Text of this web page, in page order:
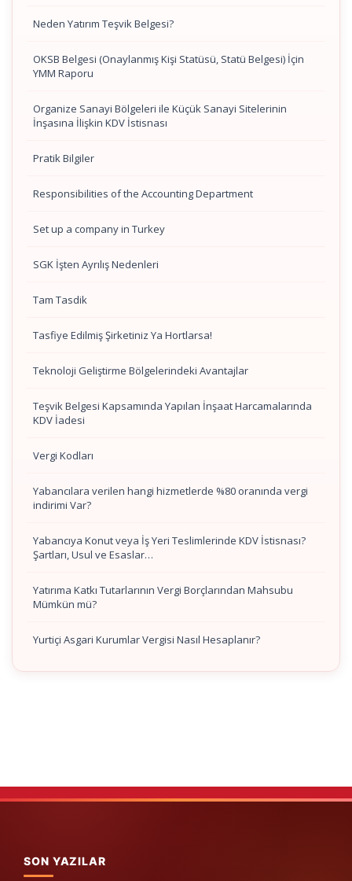
Neden Yatırım Teşvik Belgesi?
OKSB Belgesi (Onaylanmış Kişi Statüsü, Statü Belgesi) İçin
YMM Raporu
Organize Sanayi Bölgeleri ile Küçük Sanayi Sitelerinin
İnşasına İlişkin KDV İstisnası
Pratik Bilgiler
Responsibilities of the Accounting Department
Set up a company in Turkey
SGK İşten Ayrılış Nedenleri
Tam Tasdik
Tasfiye Edilmiş Şirketiniz Ya Hortlarsa!
Teknoloji Geliştirme Bölgelerindeki Avantajlar
Teşvik Belgesi Kapsamında Yapılan İnşaat Harcamalarında
KDV İadesi
Vergi Kodları
Yabancılara verilen hangi hizmetlerde %80 oranında vergi
indirimi Var?
Yabancıya Konut veya İş Yeri Teslimlerinde KDV İstisnası?
Şartları, Usul ve Esaslar…
Yatırıma Katkı Tutarlarının Vergi Borçlarından Mahsubu
Mümkün mü?
Yurtiçi Asgari Kurumlar Vergisi Nasıl Hesaplanır?
SON YAZILAR